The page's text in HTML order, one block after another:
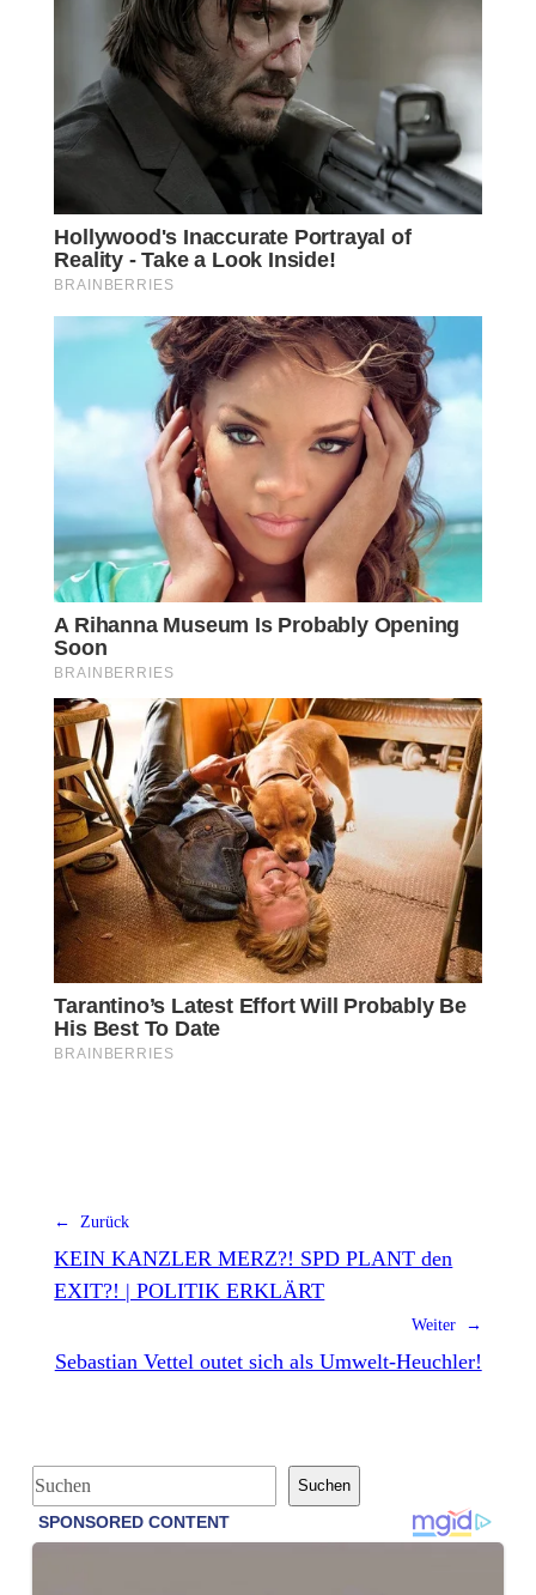
← Zurück
KEIN KANZLER MERZ?! SPD PLANT den
EXIT?! | POLITIK ERKLÄRT
Weiter →
Sebastian Vettel outet sich als Umwelt-Heuchler!
S
u
Suchen